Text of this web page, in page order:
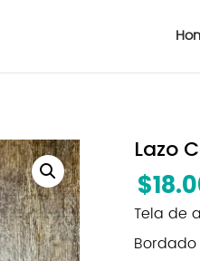
Lazo
$
Tela de